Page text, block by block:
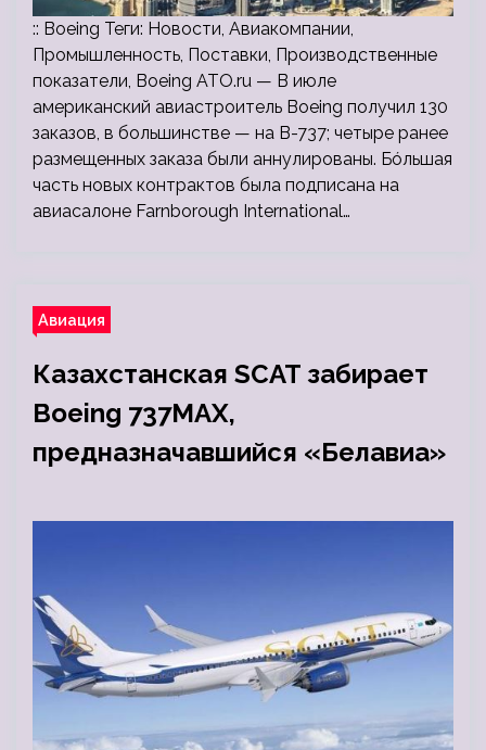
:: Boeing Теги: Новости, Авиакомпании,
Промышленность, Поставки, Производственные
показатели, Boeing ATO.ru — В июле
американский авиастроитель Boeing получил 130
заказов, в большинстве — на В-737; четыре ранее
размещенных заказа были аннулированы. Бóльшая
часть новых контрактов была подписана на
авиасалоне Farnborough International…
Авиация
Казахстанская SCAT забирает
Boeing 737MAX,
предназначавшийся «Белавиа»